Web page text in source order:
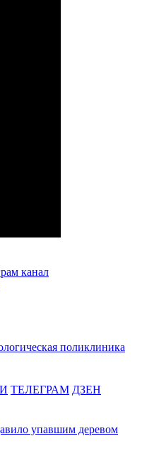
канал
поликлиника
ТЕЛЕГРАМ ДЗЕН
упавшим деревом